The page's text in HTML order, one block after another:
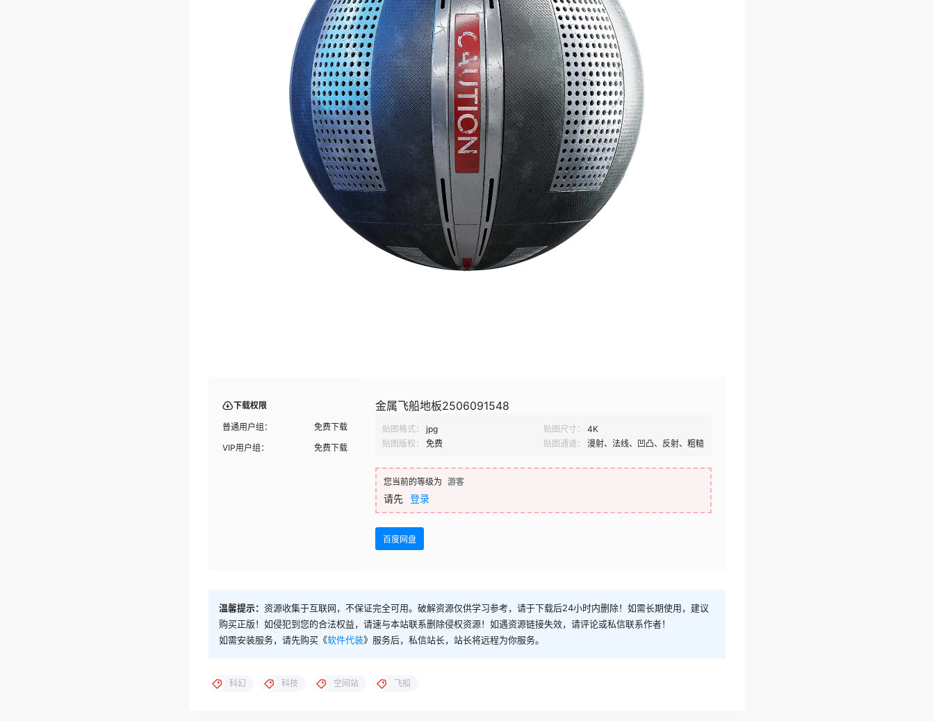
下载权限
普通用户组：
免费下载
VIP用户组：
免费下载
金属飞船地板2506091548
贴图格式： jpg 贴图尺寸：
4K
贴图版权：
免费 贴图通道： 漫射、法线、凹凸、反射、粗糙
您当前的等级为 游客
请先 登录
百度网盘
温馨提示： 资源收集于互联网，不保证完全可用。破解资源仅供学习参考，请于下载后24小时内删除！如需长期使用，建议
购买正版！如侵犯到您的合法权益，请速与本站联系删除侵权资源！如遇资源链接失效，请评论或私信联系作者！
如需安装服务，请先购买《软件代装》服务后，私信站长，站长将远程为你服务。
科幻 科技 空间站 飞船